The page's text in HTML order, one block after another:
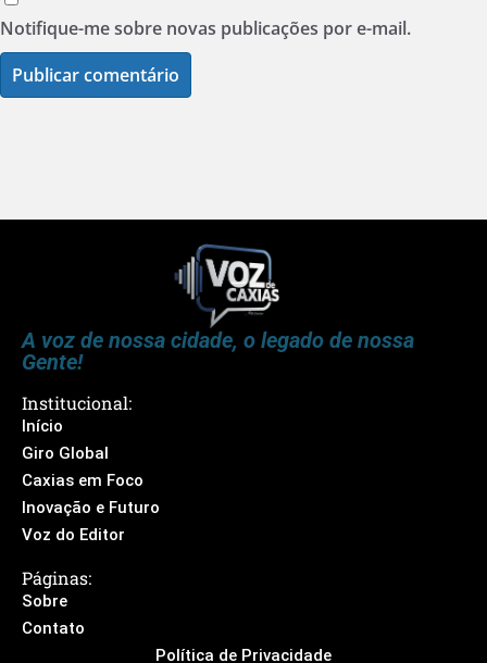
Notifique-me sobre novas publicações por e-mail.
A voz de nossa cidade, o legado de nossa
Gente!
Institucional:
Início
Giro Global
Caxias em Foco
Inovação e Futuro
Voz do Editor
Páginas:
Sobre
Contato
Política de Privacidade